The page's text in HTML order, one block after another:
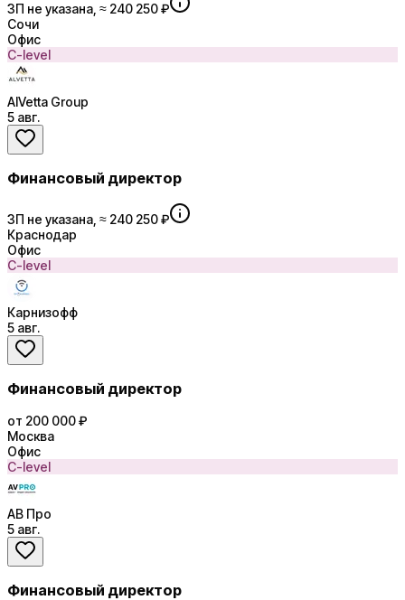
ЗП не указана, ≈ 240 250 ₽
Сочи
Офис
C-level
AlVetta Group
5 авг.
Финансовый директор
ЗП не указана, ≈ 240 250 ₽
Краснодар
Офис
C-level
Карнизофф
5 авг.
Финансовый директор
от 200 000 ₽
Москва
Офис
C-level
АВ Про
5 авг.
Финансовый директор